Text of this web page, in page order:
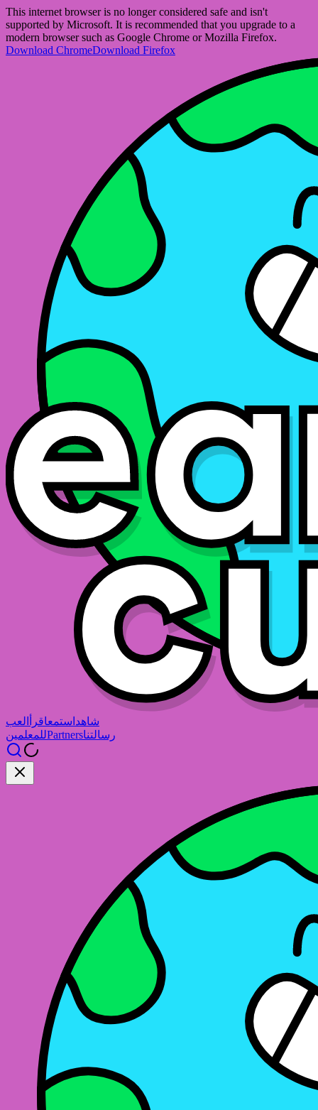
This internet browser is no longer considered safe and isn't
supported by Microsoft. It is recommended that you upgrade to a
modern browser such as Google Chrome or Mozilla Firefox.
Download ChromeDownload Firefox
شاهد استمعاقرأ
العب
للمعلمينPartnersرسالتنا